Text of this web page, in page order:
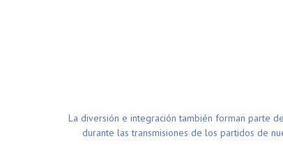
La diversión e integración también forman parte
durante las transmisiones de los partidos de